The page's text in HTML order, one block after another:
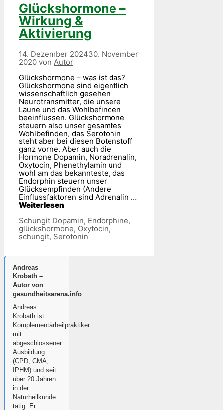
Glückshormone –
Wirkung &
Aktivierung
14. Dezember 202430. November
2020 von Autor
Glückshormone – was ist das?
Glückshormone sind eigentlich
wissenschaftlich gesehen
Neurotransmitter, die unsere
Laune und das Wohlbefinden
beeinflussen. Glückshormone
steuern also unser gesamtes
Wohlbefinden, das Serotonin
steht aber bei diesen Botenstoff
ganz vorne. Aber auch die
Hormone Dopamin, Noradrenalin,
Oxytocin, Phenethylamin und
wohl am das bekannteste, das
Endorphin steuern unser
Glücksempfinden (Andere
Einflussfaktoren sind Adrenalin …
Weiterlesen
Kategorien
Schungit Schlagwörter
Dopamin, Endorphine,
glückshormone, Oxytocin,
schungit, Serotonin
Andreas
Krobath –
Autor von
gesundheitsarena.info
Andreas
Krobath ist
Komplementärheilpraktiker
mit
abgeschlossener
Ausbildung
(CPD, CMA,
IPHM) und seit
über 20 Jahren
in der
Naturheilkunde
tätig. Er